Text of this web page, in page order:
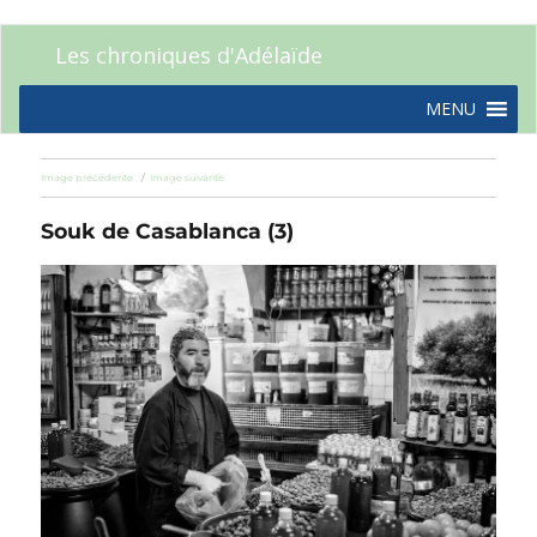
Les chroniques d'Adélaïde
MENU
Image précédente Image suivante
Souk de Casablanca (3)